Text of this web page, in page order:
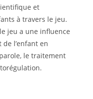
et
à travers le jeu.
jeu a une influence
l’enfant en
le traitement